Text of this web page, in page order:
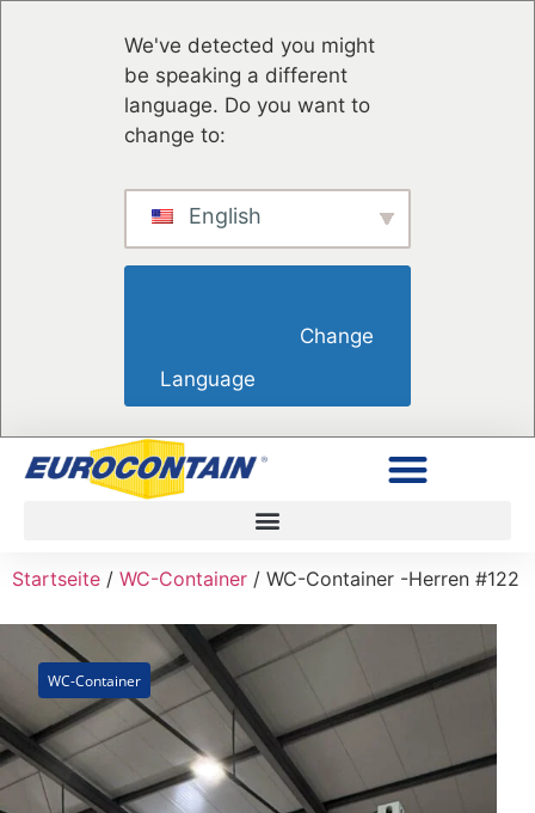
We've detected you might
be speaking a different
language. Do you want to
change to:
English
Language
Startseite / WC-Container / WC-Container -Herren #122
WC-Container